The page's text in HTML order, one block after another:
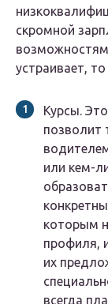
скромной
устраивает,
Курсы.
позволит
или кем-
которым
профиля,
их
всегда